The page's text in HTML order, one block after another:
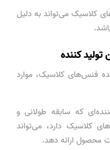
کلاسیک می‌تواند به دلیل
کننده
فنس‌های کلاسیک، موارد
که سابقه طولانی و
کلاسیک دارد، می‌تواند
محصول ارائه دهد.